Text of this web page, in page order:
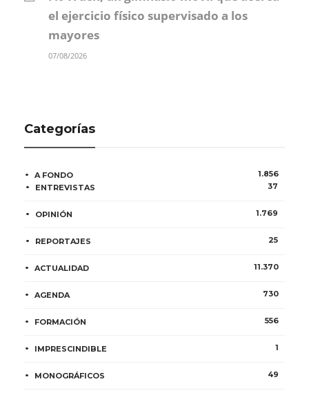
el ejercicio físico supervisado a los
mayores
07/08/2026
Categorías
A FONDO
1.856
ENTREVISTAS
37
OPINIÓN 1.769
REPORTAJES 25
ACTUALIDAD 11.370
AGENDA 730
FORMACIÓN 556
IMPRESCINDIBLE 1
MONOGRÁFICOS 49